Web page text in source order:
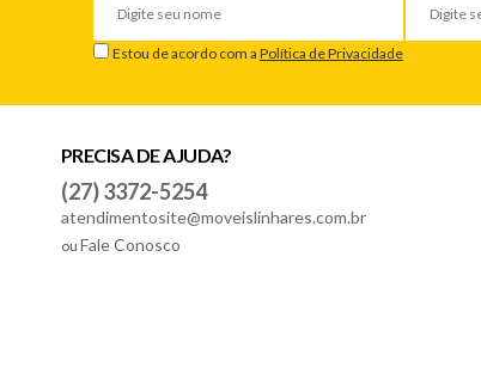
Estou de acordo com a Política de Privacidade
PRECISA DE AJUDA?
(27) 3372-5254
atendimentosite@moveislinhares.com.br
ou Fale Conosco